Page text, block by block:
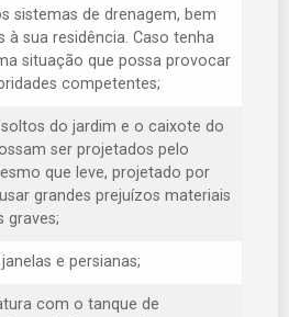
sistemas de drenagem, bem
à sua residência. Caso tenha
situação que possa provocar
competentes;
do jardim e o caixote do
ser projetados pelo
que leve, projetado por
grandes prejuízos materiais
graves;
e persianas;
com o tanque de